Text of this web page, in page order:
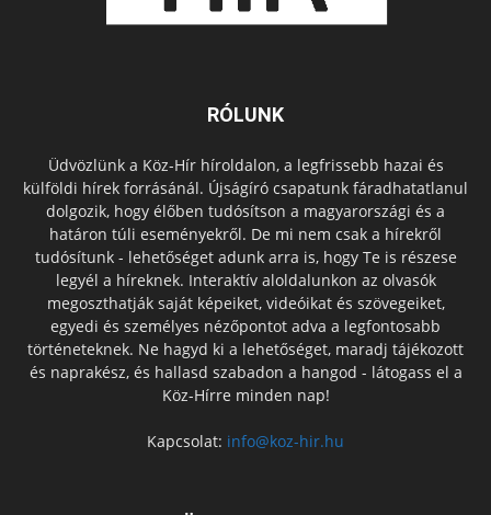
RÓLUNK
Üdvözlünk a Köz-Hír híroldalon, a legfrissebb hazai és
külföldi hírek forrásánál. Újságíró csapatunk fáradhatatlanul
dolgozik, hogy élőben tudósítson a magyarországi és a
határon túli eseményekről. De mi nem csak a hírekről
tudósítunk - lehetőséget adunk arra is, hogy Te is részese
legyél a híreknek. Interaktív aloldalunkon az olvasók
megoszthatják saját képeiket, videóikat és szövegeiket,
egyedi és személyes nézőpontot adva a legfontosabb
történeteknek. Ne hagyd ki a lehetőséget, maradj tájékozott
és naprakész, és hallasd szabadon a hangod - látogass el a
Köz-Hírre minden nap!
Kapcsolat: info@koz-hir.hu